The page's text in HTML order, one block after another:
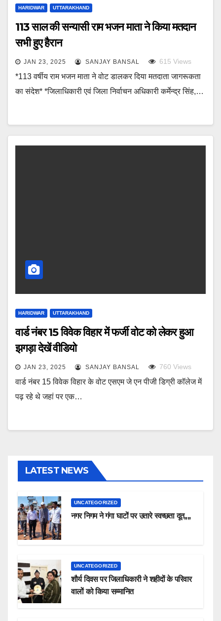
HARIDWAR UTTARAKHAND
113 साल की सन्यासी राम भजन माता ने किया मतदान
सभी हुए हैरान
JAN 23, 2025 SANJAY BANSAL 615 Views
*113 वर्षीय राम भजन माता ने वोट डालकर दिया मतदाता जागरूकता
का संदेश* *जिलाधिकारी एवं जिला निर्वाचन अधिकारी कर्मेन्द्र सिंह,…
HARIDWAR UTTARAKHAND
वार्ड नंबर 15 विवेक विहार में फर्जी वोट को लेकर हुआ
झगड़ा देखें वीडियो
JAN 23, 2025 SANJAY BANSAL 760 Views
वार्ड नंबर 15 विवेक विहार के वोट एसएम जे एन पीजी डिग्री कॉलेज में
पढ़ रहे थे जहां पर एक…
LATEST NEWS
UNCATEGORIZED
नगर निगम ने गंगा घाटों पर उतारे स्वच्छता दूत,,,,
UNCATEGORIZED
शौर्य दिवस पर जिलाधिकारी ने शहीदों के परिवार
वालों को किया सम्मानित